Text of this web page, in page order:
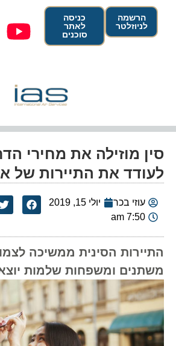
הרשמה
לניוזלטר
כניסה
לאתר
סוכנים
סין מוזילה את מחירי
לעודד את התיירות של
עוזי בכר
יולי 15, 2019
7:50 am
התיירות הסינית ממשיכה
משתנים ומשפחות שלמות